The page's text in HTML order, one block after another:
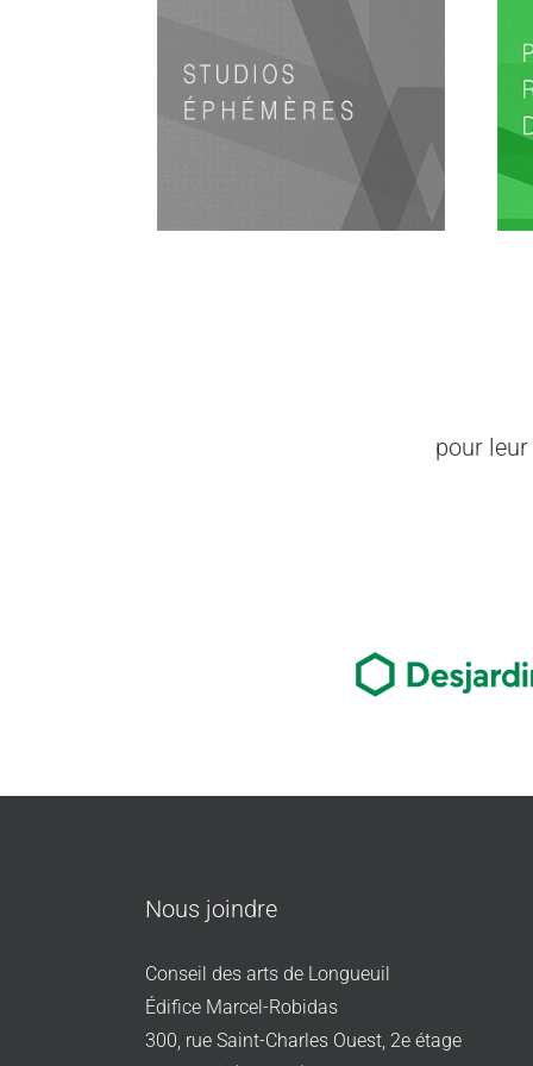
pour
Nous joindre
Conseil des arts de Longueuil
Édifice Marcel-Robidas
300, rue Saint-Charles Ouest, 2e étage